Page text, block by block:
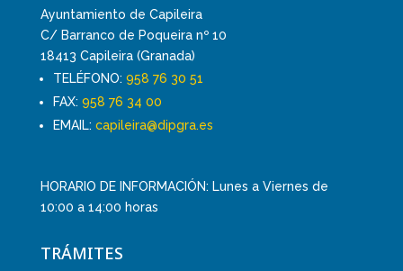
Ayuntamiento de Capileira
C/ Barranco de Poqueira nº 10
18413 Capileira (Granada)
TELÉFONO: 958 76 30 51
FAX: 958 76 34 00
EMAIL: capileira@dipgra.es
HORARIO DE INFORMACIÓN: Lunes a Viernes de
10:00 a 14:00 horas
TRÁMITES